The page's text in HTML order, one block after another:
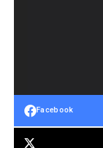
Facebook